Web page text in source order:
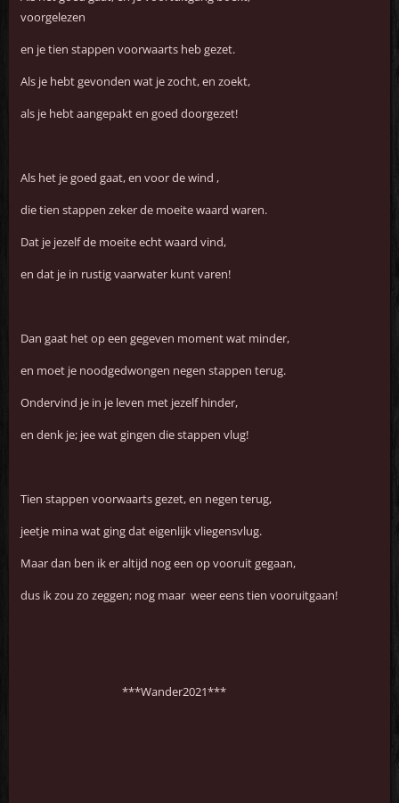
voorgelezen
en je tien stappen voorwaarts heb gezet.
Als je hebt gevonden wat je zocht, en zoekt,
als je hebt aangepakt en goed doorgezet!
Als het je goed gaat, en voor de wind ,
die tien stappen zeker de moeite waard waren.
Dat je jezelf de moeite echt waard vind,
en dat je in rustig vaarwater kunt varen!
Dan gaat het op een gegeven moment wat minder,
en moet je noodgedwongen negen stappen terug.
Ondervind je in je leven met jezelf hinder,
en denk je; jee wat gingen die stappen vlug!
Tien stappen voorwaarts gezet, en negen terug,
jeetje mina wat ging dat eigenlijk vliegensvlug.
Maar dan ben ik er altijd nog een op vooruit gegaan,
dus ik zou zo zeggen; nog maar weer eens tien vooruitgaan!
***Wander2021***